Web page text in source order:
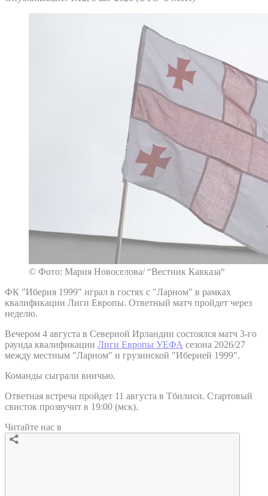
© Фото: Мария Новоселова/ “Вестник Кавказа“
ФК "Иберия 1999" играл в гостях с "Ларном" в рамках
квалификации Лиги Европы. Ответный матч пройдет через
неделю.
Вечером 4 августа в Северной Ирландии состоялся матч 3-го
раунда квалификации Лиги Европы УЕФА сезона 2026/27
между местным "Ларном" и грузинской "Иберией 1999".
Команды сыграли вничью.
Ответная встреча пройдет 11 августа в Тбилиси. Стартовый
свисток прозвучит в 19:00 (мск).
Читайте нас в